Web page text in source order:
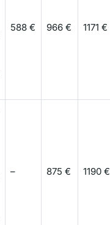
588 € 966 € 1171 €
– 875 € 1190 €